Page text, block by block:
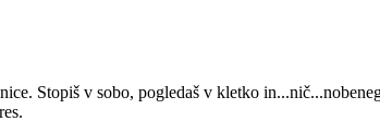
Stopiš v sobo, pogledaš v kletko